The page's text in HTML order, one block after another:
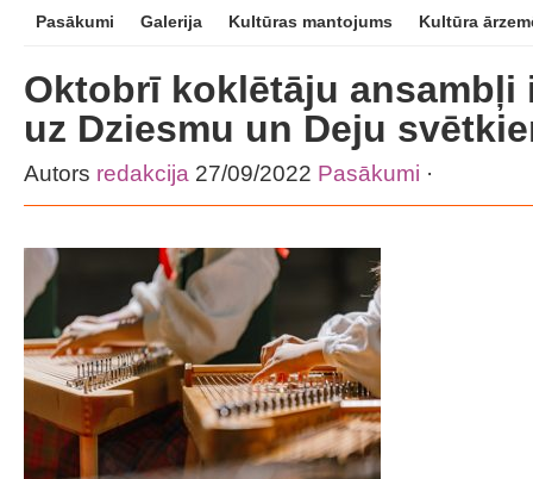
Pasākumi Galerija Kultūras mantojums Kultūra
Oktobrī koklētāju ansambļi
uz Dziesmu un Deju
Autors redakcija 27/09/2022 Pasākumi ·